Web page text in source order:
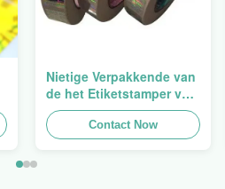
Nietige Verpakkende van
de het Etiketstamper van
de Hologramveiligheid
Duidelijke het
Hologramsticker Logo
Contact Now